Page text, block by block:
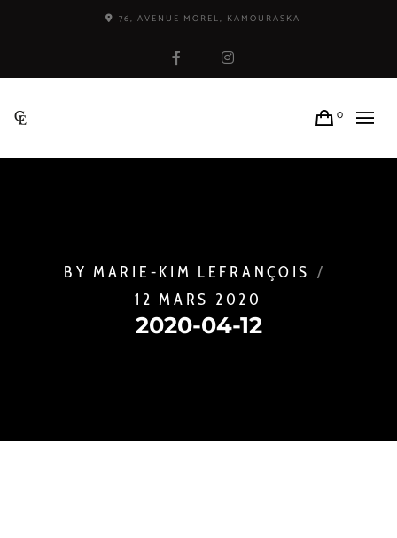
76, AVENUE MOREL, KAMOURASKA
FacebookInstagram
0
BYMARIE-KIM LEFRANÇOIS
12 MARS 2020
2020-04-12